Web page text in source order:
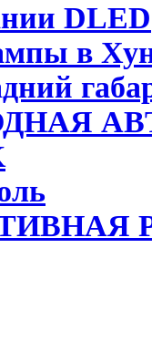
DLED
в